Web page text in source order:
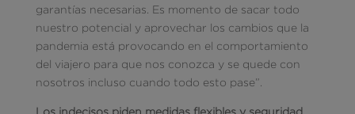
garantías necesarias. Es momento de sacar todo
nuestro potencial y aprovechar los cambios que la
pandemia está provocando en el comportamiento
del viajero para que nos conozca y se quede con
nosotros incluso cuando todo esto pase”.
Los indecisos piden medidas flexibles y seguridad